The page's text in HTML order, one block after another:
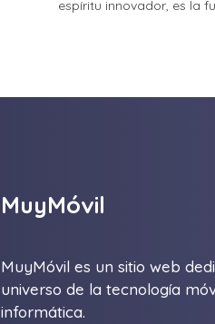
espíritu innovador, es la
MuyMóvil
MuyMóvil es un sitio web
universo de la tecnología
informática.